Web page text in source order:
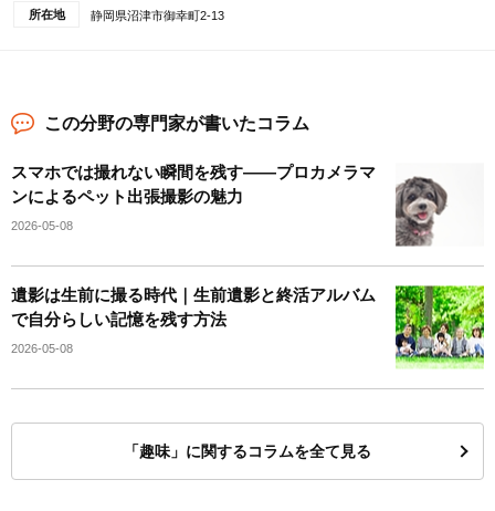
所在地 静岡県沼津市御幸町2-13
この分野の専門家が書いたコラム
スマホでは撮れない瞬間を残す——プロカメラマ
ンによるペット出張撮影の魅力
2026-05-08
遺影は生前に撮る時代｜生前遺影と終活アルバム
で自分らしい記憶を残す方法
2026-05-08
「趣味」に関するコラムを全て見る